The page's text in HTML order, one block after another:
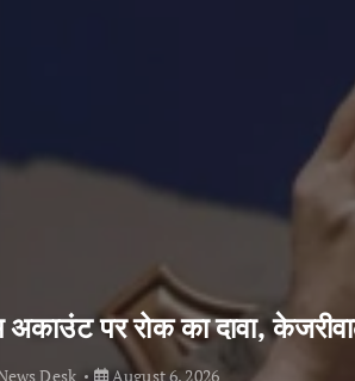
अकाउंट पर रोक का दावा,
Desk August 6, 2026